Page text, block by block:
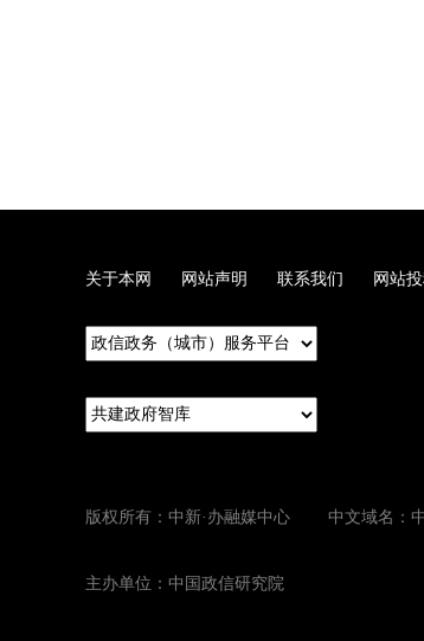
关于本网 网站声明 联系我们 网站
版权所有：中新·办融媒中心 中文域名：
主办单位：中国政信研究院